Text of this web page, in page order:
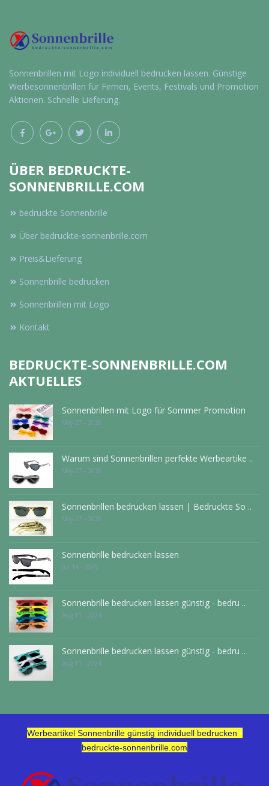
Sonnenbrillen mit Logo individuell bedrucken lassen. Günstige
Werbesonnenbrillen für Firmen, Events, Festivals und Promotion
Aktionen. Schnelle Lieferung.
ÜBER BEDRUCKTE-
SONNENBRILLE.COM
bedruckte Sonnenbrille
Über bedruckte-sonnenbrille.com
Preis&Lieferung
Sonnenbrille bedrucken
Sonnenbrillen mit Logo
Kontakt
BEDRUCKTE-SONNENBRILLE.COM
AKTUELLES
Sonnenbrillen mit Logo für Sommer Promotion
May 27 - 2026
Warum sind Sonnenbrillen perfekte Werbeartike ..
May 27 - 2026
Sonnenbrillen bedrucken lassen | Bedruckte So ..
May 27 - 2026
Sonnenbrille bedrucken lassen
Jul 14 - 2025
Sonnenbrille bedrucken lassen günstig - bedru ..
Aug 11 - 2024
Sonnenbrille bedrucken lassen günstig - bedru ..
Aug 11 - 2024
Werbeartikel Sonnenbrille günstig individuell bedrucken -
bedruckte-sonnenbrille.com